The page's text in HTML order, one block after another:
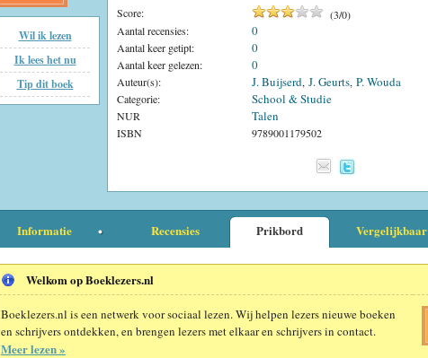
Wil ik lezen
Ik lees het nu
Tip dit boek
Score: (3/0)
Aantal recensies:
0
Aantal keer getipt: 0
Aantal keer gelezen: 0
Auteur(s): J. Buijserd, J. Geurts, P. Wouda
Categorie: School & Studie
NUR Talen
ISBN 9789001179502
Informatie Recensies Prikbord Vergelijkbaar
Welkom op Boeklezers.nl
Boeklezers.nl is een netwerk voor sociaal lezen. Wij helpen lezers nieuwe boeken
en schrijvers ontdekken, en brengen lezers met elkaar en schrijvers in contact.
Meer lezen »